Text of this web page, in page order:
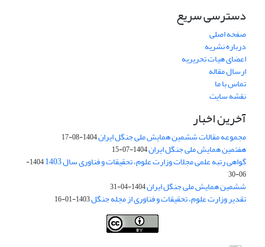
دسترسی سریع
صفحه اصلی
درباره نشریه
اعضای هیات تحریریه
ارسال مقاله
تماس با ما
نقشه سایت
آخرین اخبار
مجموعه مقالات ششمین همایش ملی جنگل ایران1404-08-17
هفتمین همایش ملی جنگل ایران1404-07-15
گواهی رتبه علمی مجلات وزارت علوم، تحقیقات و فناوری سال 1403
1404-
06-30
ششمین همایش ملی جنگل ایران1404-04-31
تقدیر وزارت علوم، تحقیقات و فناوری از مجله جنگل1403-01-16